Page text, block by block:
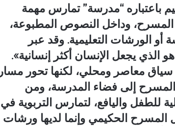
باعتباره “مدرسة” تمارس مهمة
المسرح، وداخل النصوص المطبوعة،
الورشات التعليمية. وقد عبر
الذي يجعل الإنسان أكثر إنسانية».
معاصر ومحلي، لكنها تحور مسار
المسرح إلى فضاء المدرسة، ومن
للطفل واليافع، لتمارس التربوية في
المسرح الحكيمي وإنما لديها ورشات